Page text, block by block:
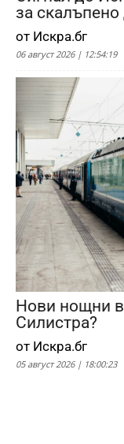
за скалъпено
от Искра.бг
06 август 2026 | 12:54:19
Нови нощни
Силистра?
от Искра.бг
05 август 2026 | 18:00:23